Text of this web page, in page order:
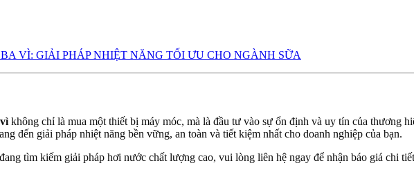
VÌ: GIẢI PHÁP NHIỆT NĂNG TỐI ƯU CHO NGÀNH SỮA
không chỉ là mua một thiết bị máy móc, mà là đầu tư vào sự ổn định và uy tín của thương
đến giải pháp nhiệt năng bền vững, an toàn và tiết kiệm nhất cho doanh nghiệp của bạn.
tìm kiếm giải pháp hơi nước chất lượng cao, vui lòng liên hệ ngay để nhận báo giá chi